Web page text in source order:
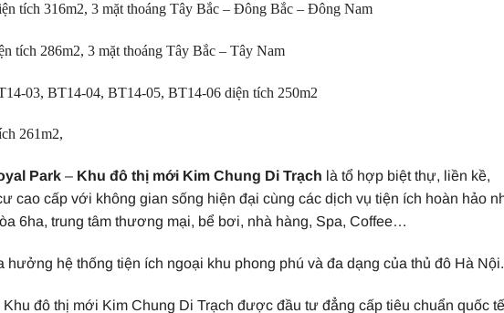
tích 316m2, 3 mặt thoáng Tây Bắc – Đông Bắc – Đông Nam
tích 286m2, 3 mặt thoáng Tây Bắc – Tây Nam
03, BT14-04, BT14-05, BT14-06 diện tích 250m2
261m2,
Park– Khu đô thị mới Kim Chung Di Trạch là tổ hợp biệt thự, liền kề,
cao cấp với không gian sống hiện đại cùng các dịch vụ tiện ích hoàn hảo
6ha, trung tâm thương mại, bể bơi, nhà hàng, Spa, Coffee…
hưởng hệ thống tiện ích ngoại khu phong phú và đa dạng của thủ đô Hà Nội.
đô thị mới Kim Chung Di Trạch được đầu tư đẳng cấp tiêu chuẩn quốc